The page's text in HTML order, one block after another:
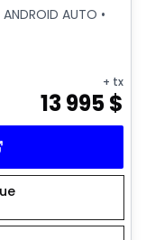
ANDROID AUTO •
+ tx
13 995$